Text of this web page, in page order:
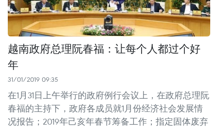
越南政府总理阮春福：让每个人都过个好
年
31/01/2019 09:35
在1月31日上午举行的政府例行会议上，在政府总理阮
春福的主持下，政府各成员就1月份经济社会发展情
况报告；2019年己亥年春节筹备工作；指定固体废弃